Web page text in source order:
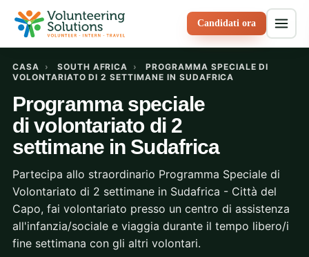
Candidati ora
CASA › SOUTH AFRICA ›
PROGRAMMA SPECIALE DI
VOLONTARIATO DI 2 SETTIMANE IN SUDAFRICA
Programma speciale
di volontariato di 2
settimane in Sudafrica
Partecipa allo straordinario Programma Speciale di
Volontariato di 2 settimane in Sudafrica - Città del
Capo, fai volontariato presso un centro di assistenza
all'infanzia/sociale e viaggia durante il tempo libero/i
fine settimana con gli altri volontari.